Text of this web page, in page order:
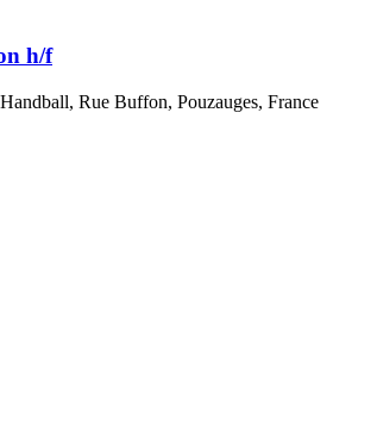
h/f
Rue Buffon, Pouzauges, France